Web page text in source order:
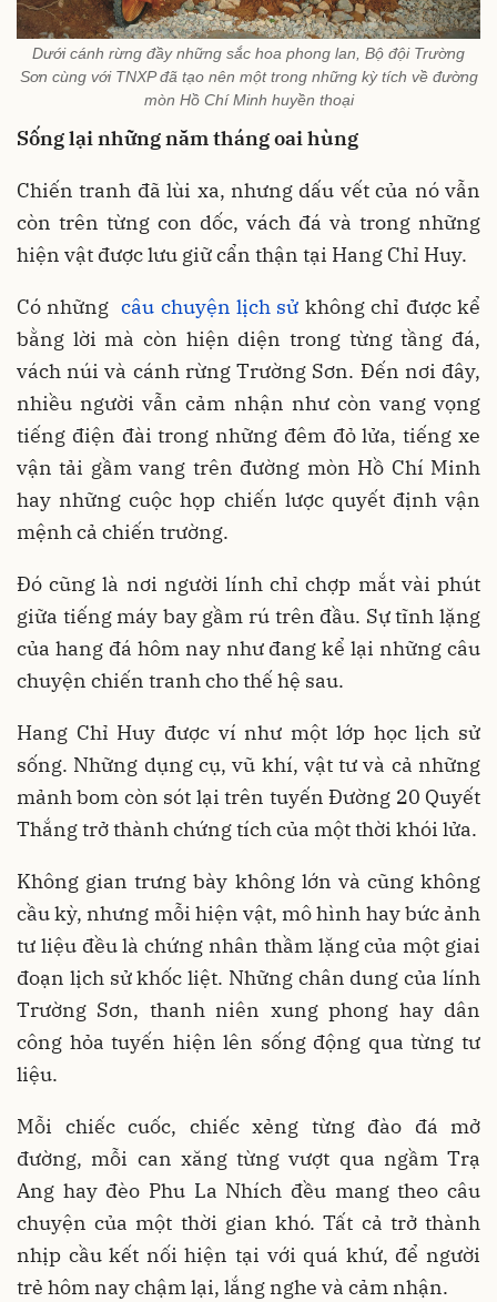
Dưới cánh rừng đầy những sắc hoa phong lan, Bộ đội Trường
Sơn cùng với TNXP đã tạo nên một trong những kỳ tích về đường
mòn Hồ Chí Minh huyền thoại
Sống lại những năm thángoai hùng
Chiến tranh đã lùi xa, nhưng dấu vết của nó vẫn
còn trên từng con dốc, vách đá và trong những
hiện vật được lưu giữ cẩn thận tại Hang Chỉ Huy.
Có nhữngcâu chuyện lịch sử không chỉ được kể
bằng lời mà còn hiện diện trong từng tầng đá,
vách núi và cánh rừng Trường Sơn. Đến nơi đây,
nhiều người vẫn cảm nhận như còn vang vọng
tiếng điện đài trong những đêm đỏ lửa, tiếng xe
vận tải gầm vang trên đường mòn Hồ Chí Minh
hay những cuộc họp chiến lược quyết định vận
mệnh cả chiến trường.
Đó cũng là nơi người lính chỉ chợp mắt vài phút
giữa tiếng máy bay gầm rú trên đầu. Sự tĩnh lặng
của hang đá hôm nay như đang kể lại những câu
chuyện chiến tranh cho thế hệ sau.
Hang Chỉ Huy được ví như một lớp học lịch sử
sống. Những dụng cụ, vũ khí, vật tư và cả những
mảnh bom còn sót lại trên tuyến Đường 20 Quyết
Thắng trở thành chứng tích của một thời khói lửa.
Không gian trưng bày không lớn và cũng không
cầu kỳ, nhưng mỗi hiện vật, mô hình hay bức ảnh
tư liệu đều là chứng nhân thầm lặng của một giai
đoạn lịch sử khốc liệt. Những chân dung của lính
Trường Sơn, thanh niên xung phong hay dân
công hỏa tuyến hiện lên sống động qua từng tư
liệu.
Mỗi chiếc cuốc, chiếc xẻng từng đào đá mở
đường, mỗi can xăng từng vượt qua ngầm Trạ
Ang hay đèo Phu La Nhích đều mang theo câu
chuyện của một thời gian khó. Tất cả trở thành
nhịp cầu kết nối hiện tại với quá khứ, để người
trẻ hôm nay chậm lại, lắng nghe và cảm nhận.